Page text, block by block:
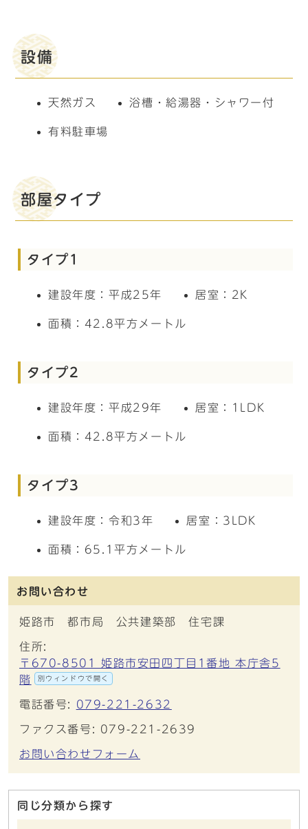
設備
天然ガス 浴槽・給湯器・シャワー付
有料駐車場
部屋タイプ
タイプ1
建設年度：平成25年 居室：2K
面積：42.8平方メートル
タイプ2
建設年度：平成29年 居室：1LDK
面積：42.8平方メートル
タイプ3
建設年度：令和3年 居室：3LDK
面積：65.1平方メートル
お問い合わせ
姫路市 都市局 公共建築部 住宅課
住所:
〒670-8501 姫路市安田四丁目1番地 本庁舎5
階
別ウィンドウで開く
電話番号: 079-221-2632
ファクス番号: 079-221-2639
お問い合わせフォーム
同じ分類から探す